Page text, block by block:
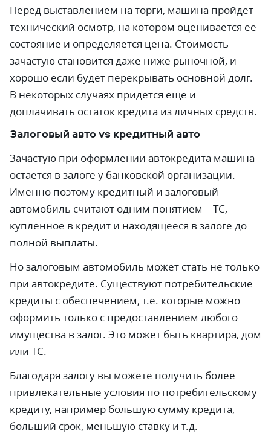
Перед выставлением на торги, машина пройдет
технический осмотр, на котором оценивается ее
состояние и определяется цена. Стоимость
зачастую становится даже ниже рыночной, и
хорошо если будет перекрывать основной долг.
В некоторых случаях придется еще и
доплачивать остаток кредита из личных средств.
Залоговый авто vs кредитный авто
Зачастую при оформлении автокредита машина
остается в залоге у банковской организации.
Именно поэтому кредитный и залоговый
автомобиль считают одним понятием – ТС,
купленное в кредит и находящееся в залоге до
полной выплаты.
Но залоговым автомобиль может стать не только
при автокредите. Существуют потребительские
кредиты с обеспечением, т.е. которые можно
оформить только с предоставлением любого
имущества в залог. Это может быть квартира, дом
или ТС.
Благодаря залогу вы можете получить более
привлекательные условия по потребительскому
кредиту, например большую сумму кредита,
больший срок, меньшую ставку и т.д.